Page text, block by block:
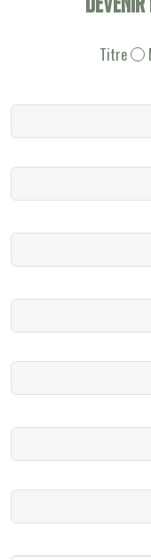
Titre